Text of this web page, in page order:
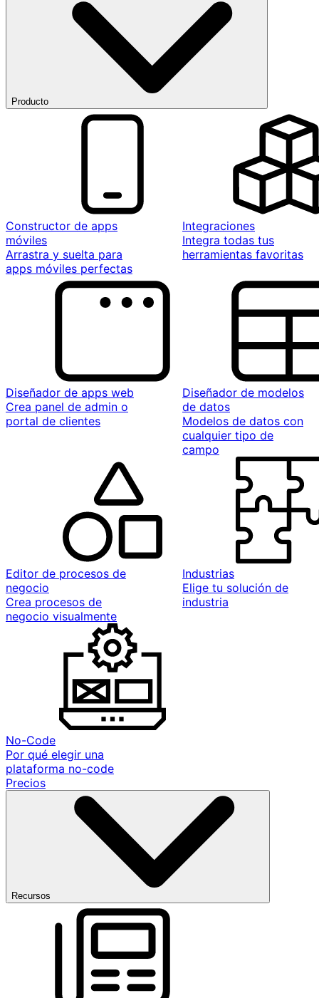
Producto
Constructor de apps
móviles
Arrastra y suelta para
apps móviles perfectas
Integraciones
Integra todas tus
herramientas favoritas
Diseñador de apps web
Crea panel de admin o
portal de clientes
Diseñador de modelos
de datos
Modelos de datos con
cualquier tipo de
campo
Editor de procesos de
negocio
Crea procesos de
negocio visualmente
Industrias
Elige tu solución de
industria
No-Code
Por qué elegir una
plataforma no-code
Precios
Recursos